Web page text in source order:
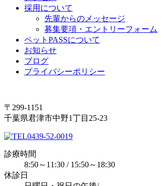
採用について
先輩からのメッセージ
募集要項・エントリーフォーム
ペットPASSについて
お知らせ
ブログ
プライバシーポリシー
〒299-1151
千葉県君津市中野1丁目25‐23
0439-52-0019
診療時間
8:50～11:30 / 15:50～18:30
休診日